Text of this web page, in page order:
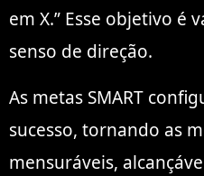
em X.” Esse objetivo é
senso de direção.
As metas SMART
sucesso, tornando as
mensuráveis,